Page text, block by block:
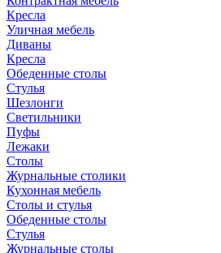
Кресла
Уличная мебель
Диваны
Кресла
Обеденные столы
Стулья
Шезлонги
Светильники
Пуфы
Лежаки
Столы
Журнальные столики
Кухонная мебель
Столы и стулья
Обеденные столы
Стулья
Журнальные столы